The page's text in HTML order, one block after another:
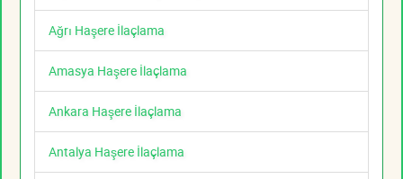
Ağrı Haşere İlaçlama
Amasya Haşere İlaçlama
Ankara Haşere İlaçlama
Antalya Haşere İlaçlama